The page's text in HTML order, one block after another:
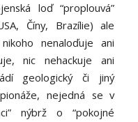
loď “proplouvá”
Číny, Brazílie) ale
nenaloďuje ani
nic nehackuje ani
geologický či jiný
nejedná se v
nýbrž o “pokojné